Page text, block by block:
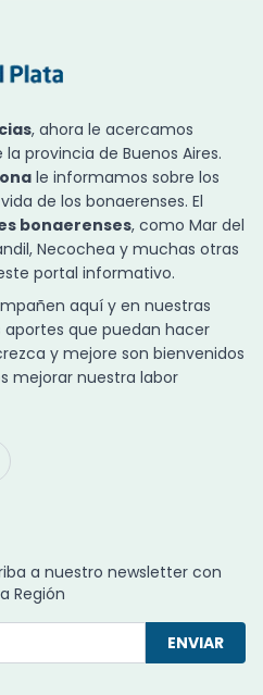
, ahora le acercamos
provincia de Buenos Aires.
le informamos sobre los
de los bonaerenses. El
bonaerenses, como Mar del
Necochea y muchas otras
portal informativo.
aquí y en nuestras
aportes que puedan hacer
y mejore son bienvenidos
mejorar nuestra labor
a nuestro newsletter con
Región
ENVIAR